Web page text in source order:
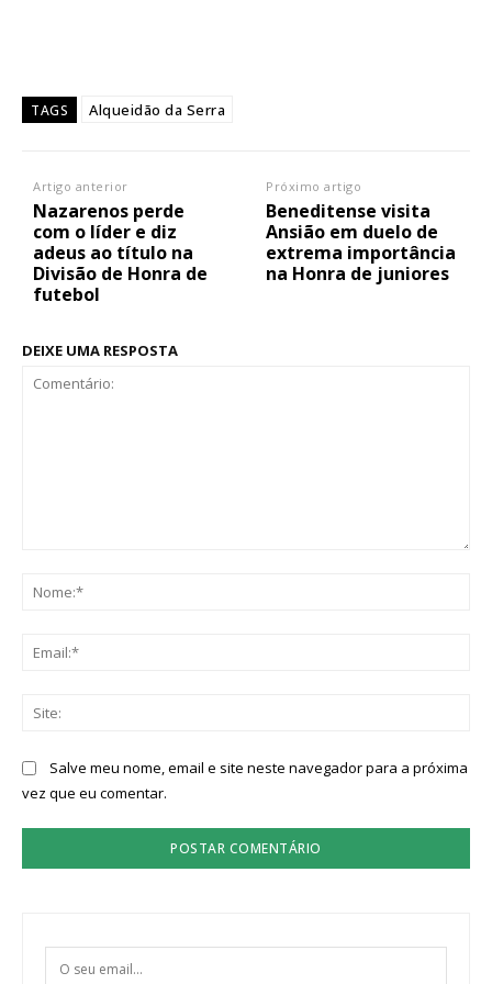
TAGS Alqueidão da Serra
Artigo anterior
Nazarenos perde
com o líder e diz
adeus ao título na
Divisão de Honra de
futebol
Próximo artigo
Beneditense visita
Ansião em duelo de
extrema importância
na Honra de juniores
DEIXE UMA RESPOSTA
Salve meu nome, email e site neste navegador para a próxima
vez que eu comentar.